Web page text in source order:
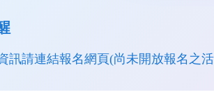
訊請連結報名網頁(尚未開放報名之